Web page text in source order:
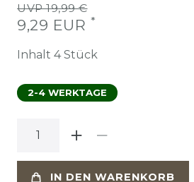
UVP 19,99 €
9,29 EUR *
Inhalt 4Stück
2-4 WERKTAGE
IN DEN WARENKORB